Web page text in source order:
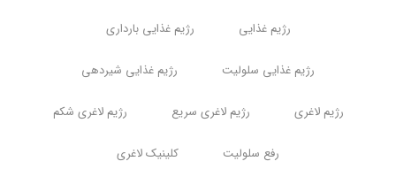
رژیم غذایی رژیم غذایی بارداری
رژیم غذایی سلولیت رژیم غذایی شیردهی
رژیم لاغری رژیم لاغری سریع رژیم لاغری شکم
رفع سلولیت کلینیک لاغری